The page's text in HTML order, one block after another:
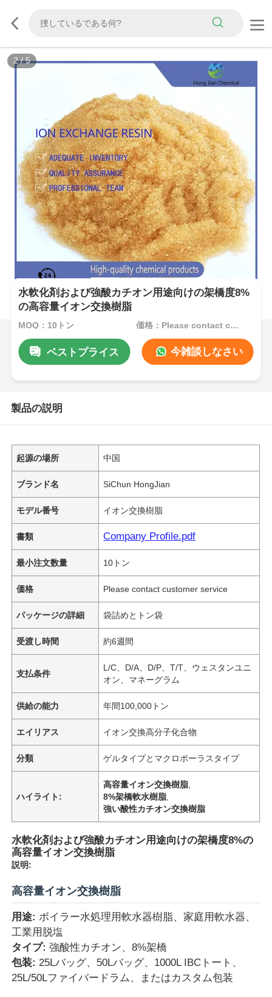
3/5
水軟化剤および強酸カチオン用途向けの架橋度8%
の高容量イオン交換樹脂
MOQ：10トン 価格：Please contact customer service
ベストプライス 今雑談しなさい
製品の説明
起源の場所 中国
ブランド名 SiChun HongJian
モデル番号 イオン交換樹脂
書類 Company Profile.pdf
最小注文数量 10トン
価格 Please contact customer service
パッケージの詳細 袋詰めとトン袋
受渡し時間 約6週間
支払条件
L/C、D/A、D/P、T/T、ウェスタンユニ
オン、マネーグラム
供給の能力 年間100,000トン
エイリアス イオン交換高分子化合物
分類 ゲルタイプとマクロポーラスタイプ
ハイライト:
高容量イオン交換樹脂
8%架橋軟水樹脂
強い酸性カチオン交換樹脂
水軟化剤および強酸カチオン用途向けの架橋度8%の
高容量イオン交換樹脂
説明:
高容量イオン交換樹脂
用途: ボイラー水処理用軟水器樹脂、家庭用軟水器、
工業用脱塩
タイプ: 強酸性カチオン、8%架橋
包装: 25Lバッグ、50Lバッグ、1000L IBCトート、
25L/50Lファイバードラム、またはカスタム包装